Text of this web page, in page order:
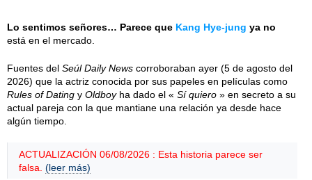
Lo sentimos señores… Parece que Kang Hye-jung ya no
está en el mercado.
Fuentes del Seúl Daily News corroboraban ayer (5 de agosto del
2026) que la actriz conocida por sus papeles en películas como
Rules of Dating y Oldboyha dado el « Sí quiero » en secreto a su
actual pareja con la que mantiane una relación ya desde hace
algún tiempo.
ACTUALIZACIÓN 06/08/2026 : Esta historia parece ser
falsa. (leer más)